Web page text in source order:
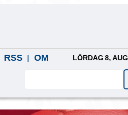
RSS OM LÖRDAG 8,